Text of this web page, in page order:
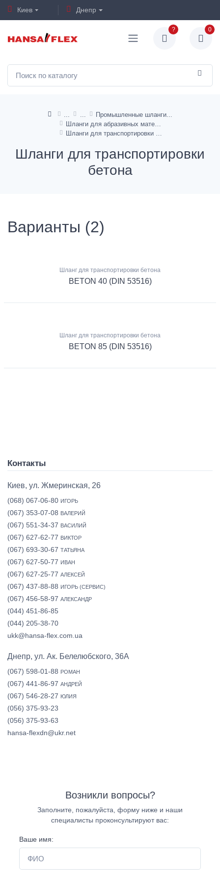
Киев Днепр
? 0
Промышленные шланги
Шланги для транспортировки
бетона
Варианты (2)
Шланг для транспортировки бетона
BETON 40 (DIN 53516)
Шланг для транспортировки бетона
BETON 85 (DIN 53516)
Контакты
Киев, ул. Жмеринская, 26
(068) 067-06-80 ИГОРЬ
(067) 353-07-08 ВАЛЕРИЙ
(067) 551-34-37 ВАСИЛИЙ
(067) 627-62-77 ВИКТОР
(067) 693-30-67 ТАТЬЯНА
(067) 627-50-77 ИВАН
(067) 627-25-77 АЛЕКСЕЙ
(067) 437-88-88 ИГОРЬ (СЕРВИС)
(067) 456-58-97 АЛЕКСАНДР
(044) 451-86-85
(044) 205-38-70
ukk@hansa-flex.com.ua
Днепр, ул. Ак. Белелюбского, 36А
(067) 598-01-88 РОМАН
(067) 441-86-97 АНДРЕЙ
(067) 546-28-27 ЮЛИЯ
(056) 375-93-23
(056) 375-93-63
hansa-flexdn@ukr.net
Возникли вопросы?
Заполните, пожалуйста, форму ниже и наши
специалисты проконсультируют вас:
Ваше имя: